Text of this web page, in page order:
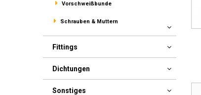
Vorschweißbunde
Schrauben & Muttern
Fittings
Dichtungen
Sonstiges